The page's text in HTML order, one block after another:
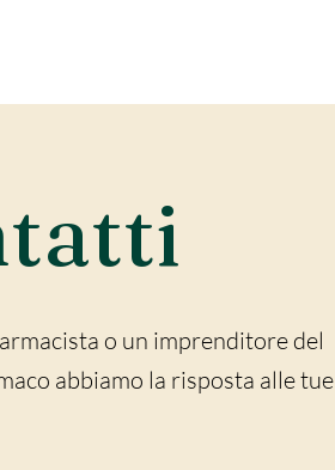
o un imprenditore del
abbiamo la risposta alle tue